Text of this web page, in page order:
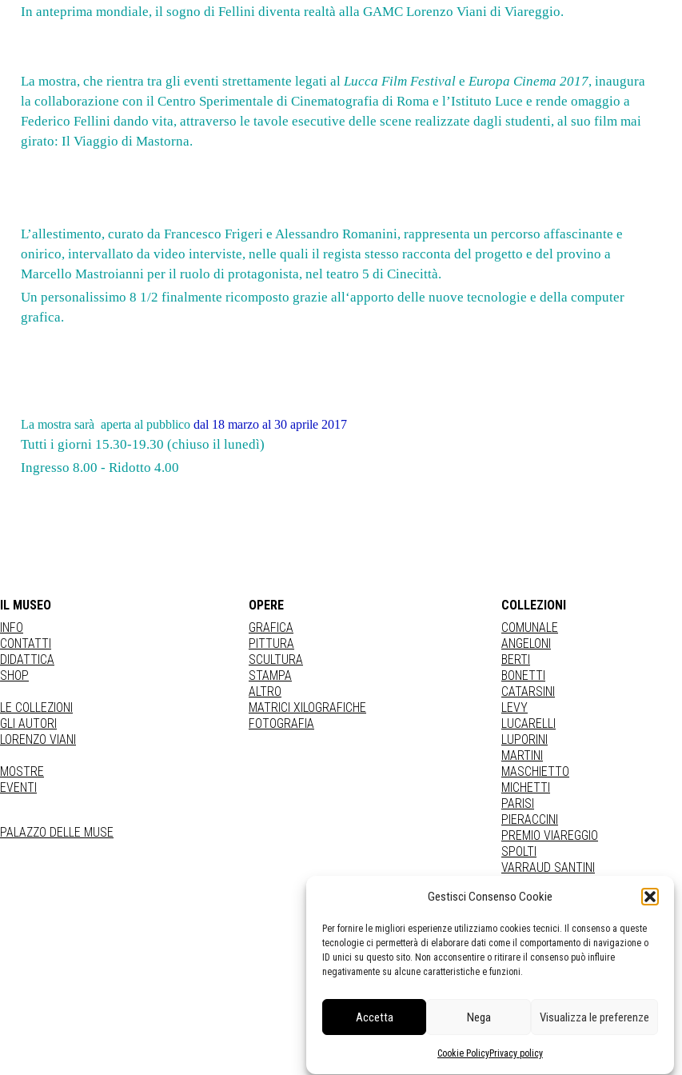
Gestisci Consenso Cookie
Per fornire le migliori esperienze utilizziamo cookies tecnici. Il consenso a queste
tecnologie ci permetterà di elaborare dati come il comportamento di navigazione o
ID unici su questo sito. Non acconsentire o ritirare il consenso può influire
negativamente su alcune caratteristiche e funzioni.
Accetta Nega Visualizza le preferenze
Cookie PolicyPrivacy policy
In anteprima mondiale, il sogno di Fellini diventa realtà alla GAMC Lorenzo Viani di Viareggio.
La mostra, che rientra tra gli eventi strettamente legati alLucca Film Festivale Europa Cinema 2017, inaugura
la collaborazione con il Centro Sperimentale di Cinematografia di Roma e l’Istituto Luce e rende omaggio a
Federico Fellini dando vita, attraverso le tavole esecutive delle scene realizzate dagli studenti, al suo film mai
girato: Il Viaggio di Mastorna.
L’allestimento, curato da Francesco Frigeri e Alessandro Romanini, rappresenta un percorso affascinante e
onirico, intervallato da video interviste, nelle quali il regista stesso racconta del progetto e del provino a
Marcello Mastroianni per il ruolo di protagonista, nel teatro 5 di Cinecittà.
Un personalissimo 8 1/2 finalmente ricomposto grazie all‘apporto delle nuove tecnologie e della computer
grafica.
La mostra sarà aperta al pubblico dal 18 marzo al 30 aprile 2017
Tutti i giorni 15.30-19.30 (chiuso il lunedì)
Ingresso 8.00 - Ridotto 4.00
IL MUSEO
INFO
CONTATTI
DIDATTICA
SHOP
LE COLLEZIONI
GLI AUTORI
LORENZO VIANI
MOSTRE
EVENTI
PALAZZO DELLE MUSE
OPERE
GRAFICA
PITTURA
SCULTURA
STAMPA
ALTRO
MATRICI XILOGRAFICHE
FOTOGRAFIA
COLLEZIONI
COMUNALE
ANGELONI
BERTI
BONETTI
CATARSINI
LEVY
LUCARELLI
LUPORINI
MARTINI
MASCHIETTO
MICHETTI
PARISI
PIERACCINI
PREMIO VIAREGGIO
SPOLTI
VARRAUD SANTINI